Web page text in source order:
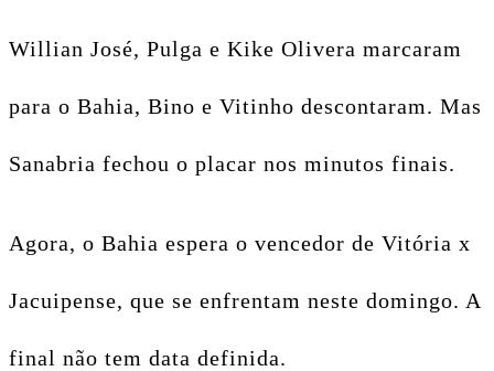
Willian José, Pulga e Kike Olivera marcaram
para o Bahia, Bino e Vitinho descontaram. Mas
Sanabria fechou o placar nos minutos finais.
Agora, o Bahia espera o vencedor de Vitória x
Jacuipense, que se enfrentam neste domingo. A
final não tem data definida.